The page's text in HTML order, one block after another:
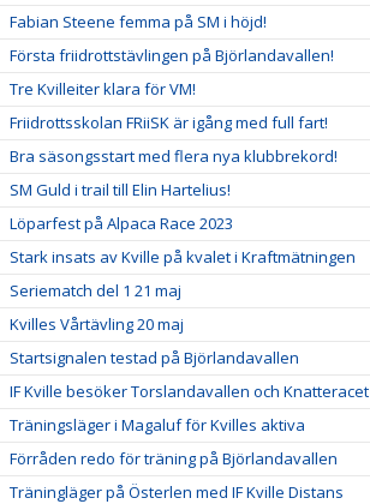
Fabian Steene femma på SM i höjd!
Första friidrottstävlingen på Björlandavallen!
Tre Kvilleiter klara för VM!
Friidrottsskolan FRiiSK är igång med full fart!
Bra säsongsstart med flera nya klubbrekord!
SM Guld i trail till Elin Hartelius!
Löparfest på Alpaca Race 2023
Stark insats av Kville på kvalet i Kraftmätningen
Seriematch del 1 21 maj
Kvilles Vårtävling 20 maj
Startsignalen testad på Björlandavallen
IF Kville besöker Torslandavallen och Knatteracet
Träningsläger i Magaluf för Kvilles aktiva
Förråden redo för träning på Björlandavallen
Träningläger på Österlen med IF Kville Distans